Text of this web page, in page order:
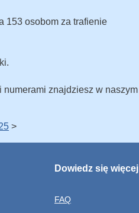
153 osobom za trafienie
numerami znajdziesz w naszym
>
Dowiedz się więcej
FAQ